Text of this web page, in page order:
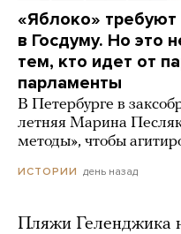
«Яблоко» требуют
в Госдуму. Но это
тем, кто идет от
парламенты
В Петербурге в
летняя Марина
методы», чтобы
ИСТОРИИ день назад
Пляжи Геленджика